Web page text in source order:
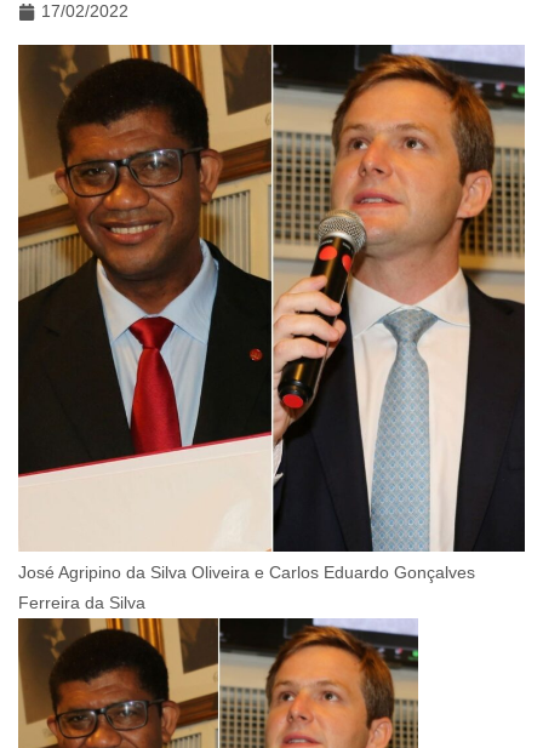
17/02/2022
José Agripino da Silva Oliveira e Carlos Eduardo Gonçalves
Ferreira da Silva